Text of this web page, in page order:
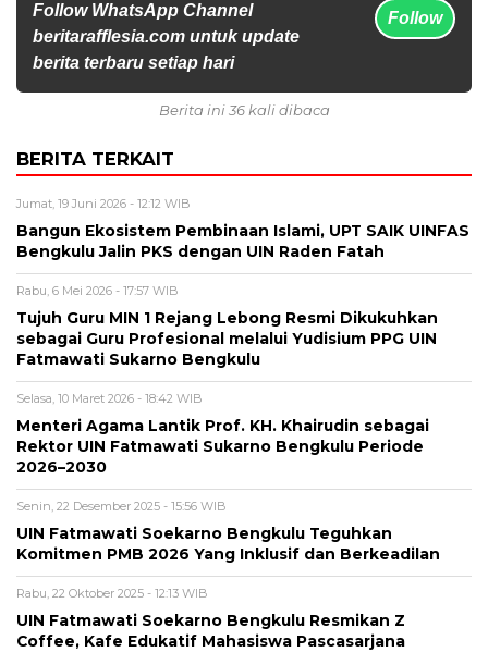
Follow WhatsApp Channel
beritarafflesia.com untuk update
berita terbaru setiap hari
Follow
Berita ini 36 kali dibaca
BERITA TERKAIT
Jumat, 19 Juni 2026 - 12:12 WIB
Bangun Ekosistem Pembinaan Islami, UPT SAIK UINFAS
Bengkulu Jalin PKS dengan UIN Raden Fatah
Rabu, 6 Mei 2026 - 17:57 WIB
Tujuh Guru MIN 1 Rejang Lebong Resmi Dikukuhkan
sebagai Guru Profesional melalui Yudisium PPG UIN
Fatmawati Sukarno Bengkulu
Selasa, 10 Maret 2026 - 18:42 WIB
Menteri Agama Lantik Prof. KH. Khairudin sebagai
Rektor UIN Fatmawati Sukarno Bengkulu Periode
2026–2030
Senin, 22 Desember 2025 - 15:56 WIB
UIN Fatmawati Soekarno Bengkulu Teguhkan
Komitmen PMB 2026 Yang Inklusif dan Berkeadilan
Rabu, 22 Oktober 2025 - 12:13 WIB
UIN Fatmawati Soekarno Bengkulu Resmikan Z
Coffee, Kafe Edukatif Mahasiswa Pascasarjana